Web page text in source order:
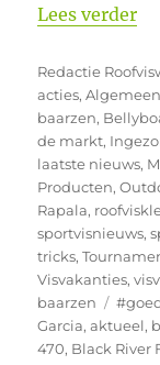
Lees verder
Auteur
Redactie
acties,Algemeen
baarzen,
de markt,
laatste nieuws,
Producten,
Rapala,
sportvisnieuws,
tricks,
Visvakanties,
baarzen
Tags
Garcia,aktueel,
470, Black River